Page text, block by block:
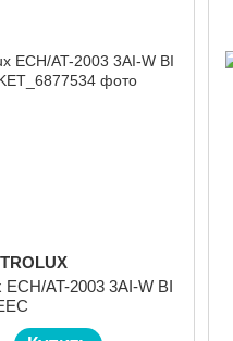
ECH/AT-2003 3AI-W BI